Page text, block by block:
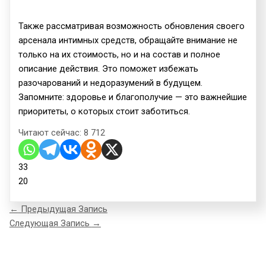
Также рассматривая возможность обновления своего
арсенала интимных средств, обращайте внимание не
только на их стоимость, но и на состав и полное
описание действия. Это поможет избежать
разочарований и недоразумений в будущем.
Запомните: здоровье и благополучие — это важнейшие
приоритеты, о которых стоит заботиться.
Читают сейчас: 8 712
33
20
← Предыдущая Запись
Следующая Запись →